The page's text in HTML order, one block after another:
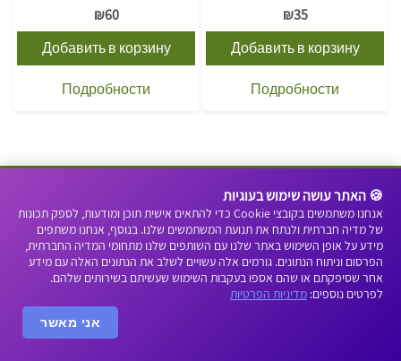
🍪 האתר עושה שימוש בעוגיות
אנחנו משתמשים בקובצי Cookie כדי להתאים אישית תוכן ומודעות, לספק תכונות
של מדיה חברתית ולנתח את תנועת המשתמשים שלנו. בנוסף, אנחנו משתפים
מידע על אופן השימוש באתר שלנו עם השותפים שלנו מתחומי המדיה החברתית,
הפרסום וניתוח הנתונים. גורמים אלה עשויים לשלב את הנתונים האלה עם מידע
אחר שסיפקתם או שהם אספו בעקבות השימוש שעשיתם בשירותים שלהם.
לפרטים נוספים: מדיניות הפרטיות
אני מאשר
₪60
Добавить в корзину
Подробности
₪35
Добавить в корзину
Подробности
Contact Us
Categories